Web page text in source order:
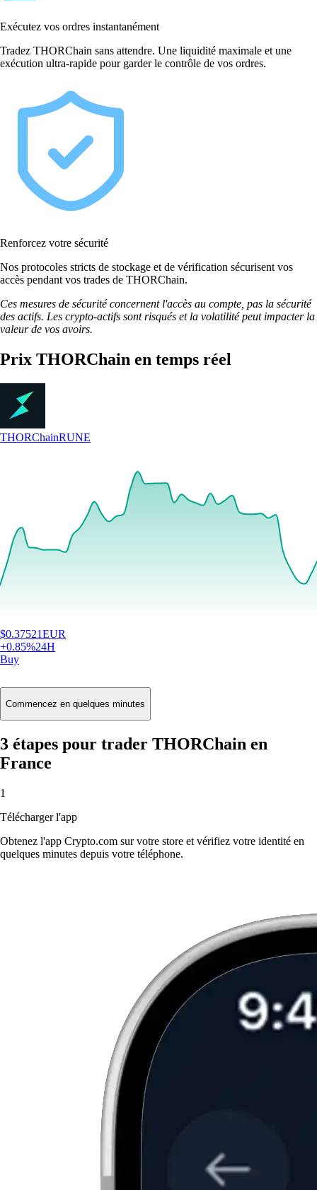
Exécutez vos ordres instantanément
Tradez THORChain sans attendre. Une liquidité maximale et une
exécution ultra-rapide pour garder le contrôle de vos ordres.
Renforcez votre sécurité
Nos protocoles stricts de stockage et de vérification sécurisent vos
accès pendant vos trades de THORChain.
Ces mesures de sécurité concernent l'accès au compte, pas la sécurité
des actifs. Les crypto-actifs sont risqués et la volatilité peut impacter la
valeur de vos avoirs.
Prix THORChain en temps réel
THORChainRUNE
$0.37521EUR
+0.85%24H
Buy
Commencez en quelques minutes
3 étapes pour trader THORChain en
France
1
Télécharger l'app
Obtenez l'app Crypto.com sur votre store et vérifiez votre identité en
quelques minutes depuis votre téléphone.